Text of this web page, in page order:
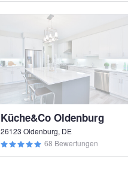
Küche&Co Oldenburg
26123 Oldenburg, DE
68 Bewertungen